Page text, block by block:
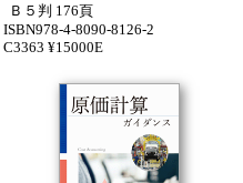
Ｂ５判 176頁
ISBN978-4-8090-8126-2
C3363 ¥15000E